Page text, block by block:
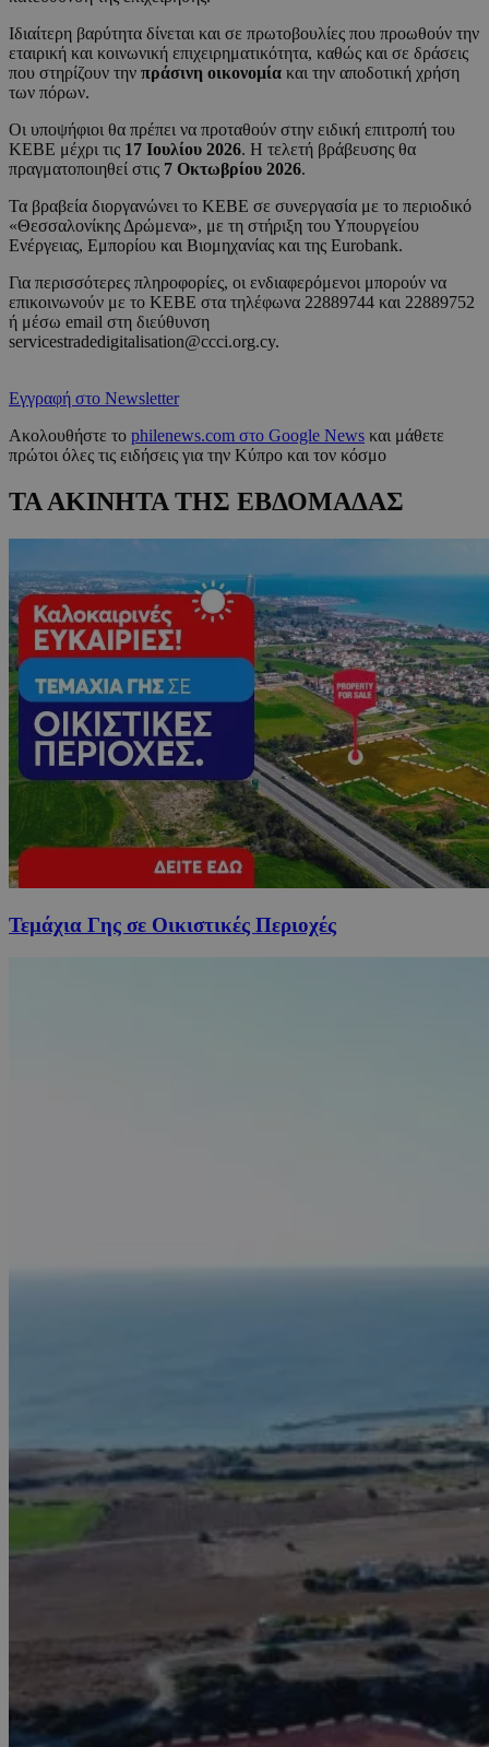
Ιδιαίτερη βαρύτητα δίνεται και σε πρωτοβουλίες που προωθούν την
εταιρική και κοινωνική επιχειρηματικότητα, καθώς και σε δράσεις
που στηρίζουν την πράσινη οικονομία και την αποδοτική χρήση
των πόρων.
Οι υποψήφιοι θα πρέπει να προταθούν στην ειδική επιτροπή του
ΚΕΒΕ μέχρι τις 17 Ιουλίου 2026. Η τελετή βράβευσης θα
πραγματοποιηθεί στις 7 Οκτωβρίου 2026.
Τα βραβεία διοργανώνει το ΚΕΒΕ σε συνεργασία με το περιοδικό
«Θεσσαλονίκης Δρώμενα», με τη στήριξη του Υπουργείου
Ενέργειας, Εμπορίου και Βιομηχανίας και της Eurobank.
Για περισσότερες πληροφορίες, οι ενδιαφερόμενοι μπορούν να
επικοινωνούν με το ΚΕΒΕ στα τηλέφωνα 22889744 και 22889752
ή μέσω email στη διεύθυνση
servicestradedigitalisation@ccci.org.cy.
Εγγραφή στο Newsletter
Ακολουθήστε το philenews.com στο Google News και μάθετε
πρώτοι όλες τις ειδήσεις για την Κύπρο και τον κόσμο
ΤΑ ΑΚΙΝΗΤΑ ΤΗΣ ΕΒΔΟΜΑΔΑΣ
Τεμάχια Γης σε Οικιστικές Περιοχές